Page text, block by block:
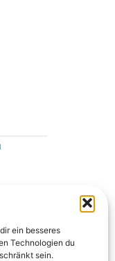
ein besseres
Technologien du
sein.